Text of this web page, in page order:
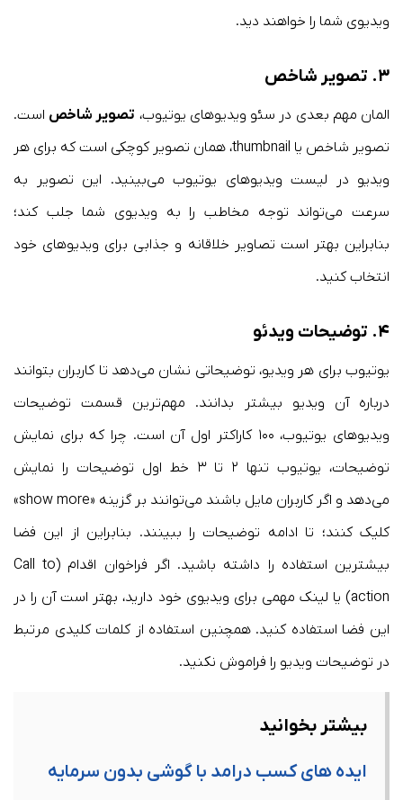
ویدیوی شما را خواهند دید.
۳. تصویر شاخص
المان مهم بعدی در سئو ویدیوهای یوتیوب، تصویر شاخص است.
تصویر شاخص یا thumbnail، همان تصویر کوچکی است که برای هر
ویدیو در لیست ویدیوهای یوتیوب می‌بینید. این تصویر به
سرعت می‌تواند توجه مخاطب را به ویدیوی شما جلب کند؛
بنابراین بهتر است تصاویر خلاقانه و جذابی برای ویدیوهای خود
انتخاب کنید.
۴. توضیحات ویدئو
یوتیوب برای هر ویدیو، توضیحاتی نشان می‌دهد تا کاربران بتوانند
درباره آن ویدیو بیشتر بدانند. مهم‌ترین قسمت توضیحات
ویدیوهای یوتیوب، ۱۰۰ کاراکتر اول آن است. چرا که برای نمایش
توضیحات، یوتیوب تنها ۲ تا ۳ خط اول توضیحات را نمایش
می‌دهد و اگر کاربران مایل باشند می‌توانند بر گزینه «show more»
کلیک کنند؛ تا ادامه توضیحات را ببینند. بنابراین از این فضا
بیشترین استفاده را داشته باشید. اگر فراخوان اقدام (Call to
action) یا لینک مهمی برای ویدیوی خود دارید، بهتر است آن را در
این فضا استفاده کنید. همچنین استفاده از کلمات کلیدی مرتبط
در توضیحات ویدیو را فراموش نکنید.
بیشتر بخوانید
ایده های کسب درامد با گوشی بدون سرمایه